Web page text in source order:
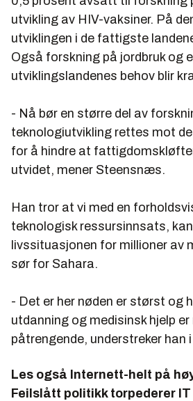
utvikling av HIV-vaksiner. På
utviklingen i de fattigste
Også forskning på jordbruk og
utviklingslandenes behov blir
- Nå bør en større del av
teknologiutvikling rettes mot
for å hindre at
utvidet, mener Steensnæs.
Han tror at vi med en
teknologisk ressursinnsats,
livssituasjonen for millioner av
sør for Sahara.
- Det er her nøden er størst og
utdanning og medisinsk hjelp
påtrengende, understreker han
Les også Internett-helt på
Feilslått politikk torpederer IT